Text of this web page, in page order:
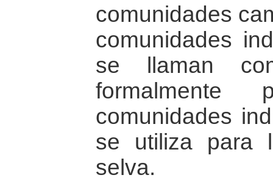
comunidades
comunidades
se llaman
comunidades
se utiliza para
selva.